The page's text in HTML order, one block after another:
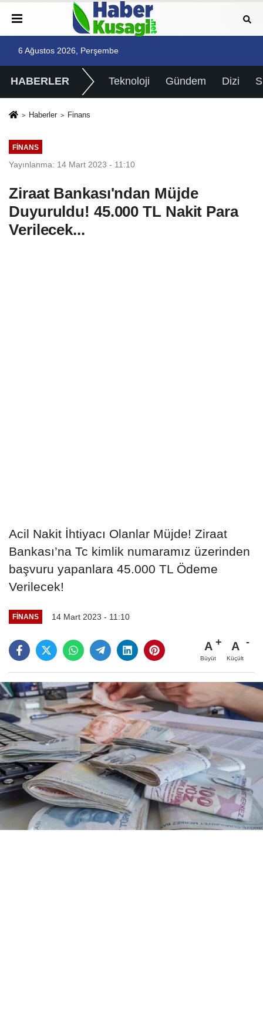
6 Ağustos 2026, Perşembe
HABERLER Teknoloji Gündem Dizi
Haberler Finans
FINANS
Yayınlanma: 14 Mart 2023 - 11:10
Ziraat Bankası'ndan Müjde
Duyuruldu! 45.000 TL Nakit Para
Verilecek...
Acil Nakit İhtiyacı Olanlar Müjde! Ziraat
Bankası’na Tc kimlik numaramız üzerinden
başvuru yapanlara 45.000 TL Ödeme
Verilecek!
FINANS 14 Mart 2023 - 11:10
A
Büyüt
A
Küçült